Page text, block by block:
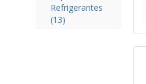
Refrigerantes
(13)